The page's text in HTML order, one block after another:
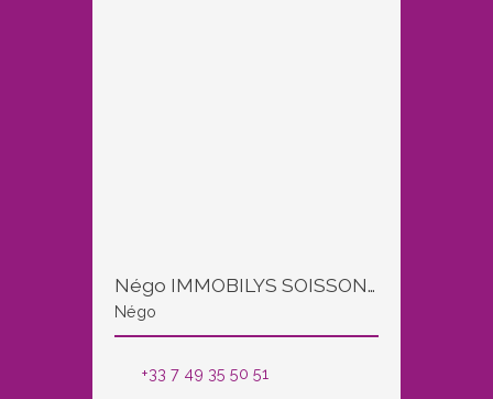
Négo IMMOBILYS SOISSONS et COUCY LE CHATEAU
Négo
+33 7 49 35 50 51